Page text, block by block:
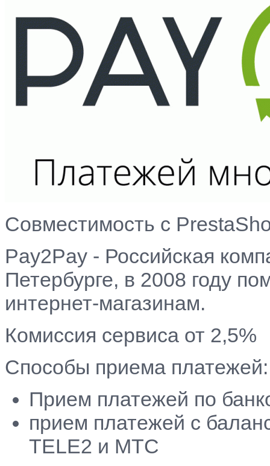
Совместимость с
Pay2Pay - Российская
Петербурге, в 2008 году
интернет-магазинам.
Комиссия сервиса от 2,5%
Способы приема платежей:
Прием платежей по
прием платежей c
TELE2 и МТС